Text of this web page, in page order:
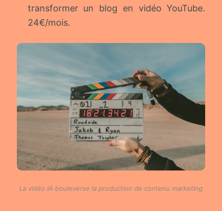
transformer un blog en vidéo YouTube.
24€/mois.
La vidéo IA bouleverse la production de contenu marketing